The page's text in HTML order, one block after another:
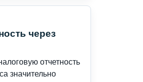
через
отчетность
значительно